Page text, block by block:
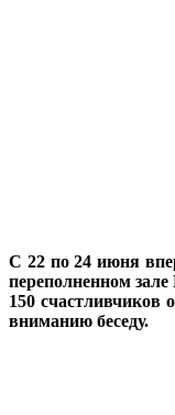
С 22 по 24 июня
переполненном
150 счастливчиков
вниманию беседу.